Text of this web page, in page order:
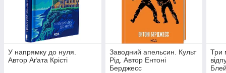
У напрямку до нуля.
Автор Аґата Крісті
Заводний апельсин. Культ
Рід. Автор Ентоні
Берджесс
Три